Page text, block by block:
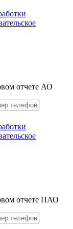
отчете АО
отчете ПАО